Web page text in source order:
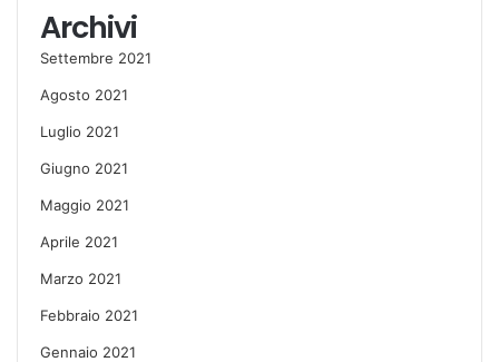
Archivi
Settembre 2021
Agosto 2021
Luglio 2021
Giugno 2021
Maggio 2021
Aprile 2021
Marzo 2021
Febbraio 2021
Gennaio 2021